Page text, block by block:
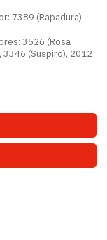
7389 (Rapadura)
3526 (Rosa
3346 (Suspiro), 2012